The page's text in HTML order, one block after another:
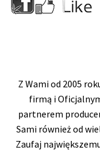
Z Wami od 2005
firmą i
partnerem
Sami również od
Zaufaj